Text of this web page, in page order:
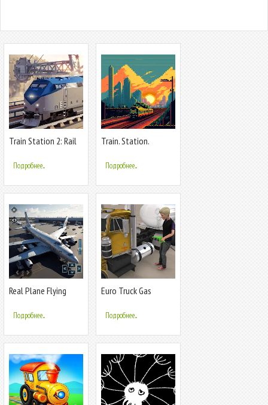
Train Station 2: Rail
Подробнее...
Train. Station.
Подробнее...
Real Plane Flying
Подробнее...
Euro Truck Gas
Подробнее...